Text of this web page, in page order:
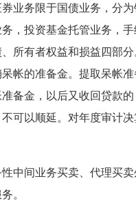
业务限于国债业务，分
，投资基金托管业务，
所有者权益和损益四部
帐的准备金。提取呆帐
备金，以后又收回贷款
可以顺延。对年度审计
间业务买卖、代理买卖
。